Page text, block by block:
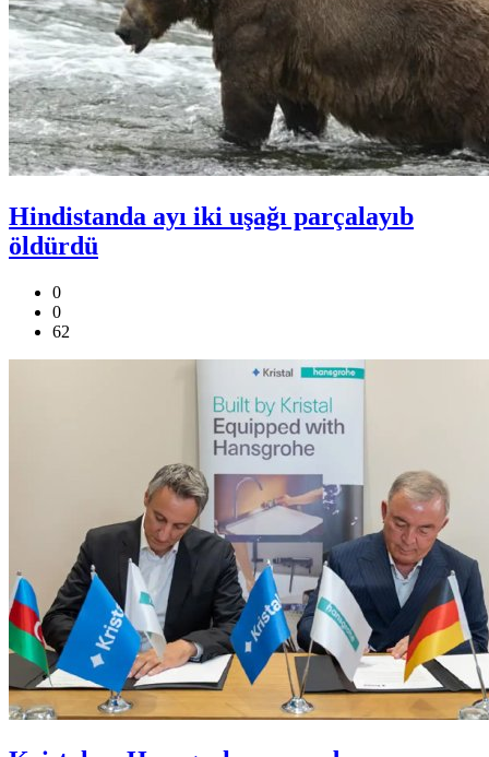
Hindistanda ayı iki uşağı parçalayıb
öldürdü
0
0
62